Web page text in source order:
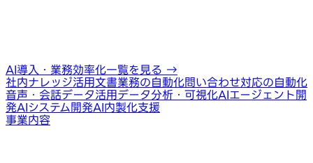
AI導入・業務効率化一覧を見る →
社内ナレッジ活用文書業務の自動化問い合わせ対応の自動化
音声・会話データ活用データ分析・可視化AIエージェント開
発AIシステム開発AI内製化支援
事業内容